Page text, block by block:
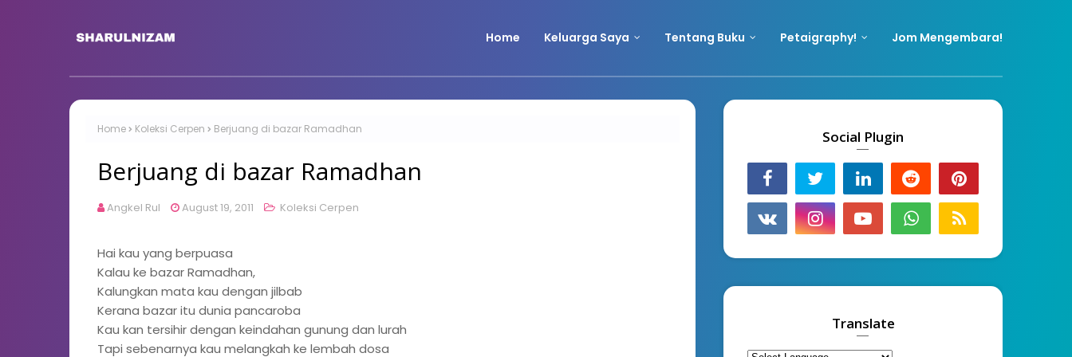
Home Keluarga Saya Tentang Buku Petaigraphy! Jom Mengembara!
Home Koleksi Cerpen Berjuang di bazar Ramadhan
Berjuang di bazar Ramadhan
Angkel Rul August 19, 2011 Koleksi Cerpen
Hai kau yang berpuasa
Kalau ke bazar Ramadhan,
Kalungkan mata kau dengan jilbab
Kerana bazar itu dunia pancaroba
Kau kan tersihir dengan keindahan gunung dan lurah
Tapi sebenarnya kau melangkah ke lembah dosa
Social Plugin
Translate